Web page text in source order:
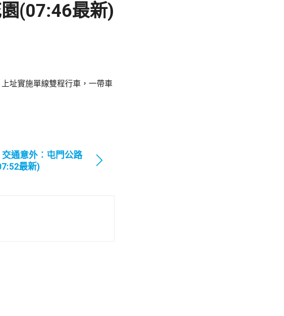
(07:46最新)
址實施單線雙程行車，一帶車
通意外︰屯門公路
最新)